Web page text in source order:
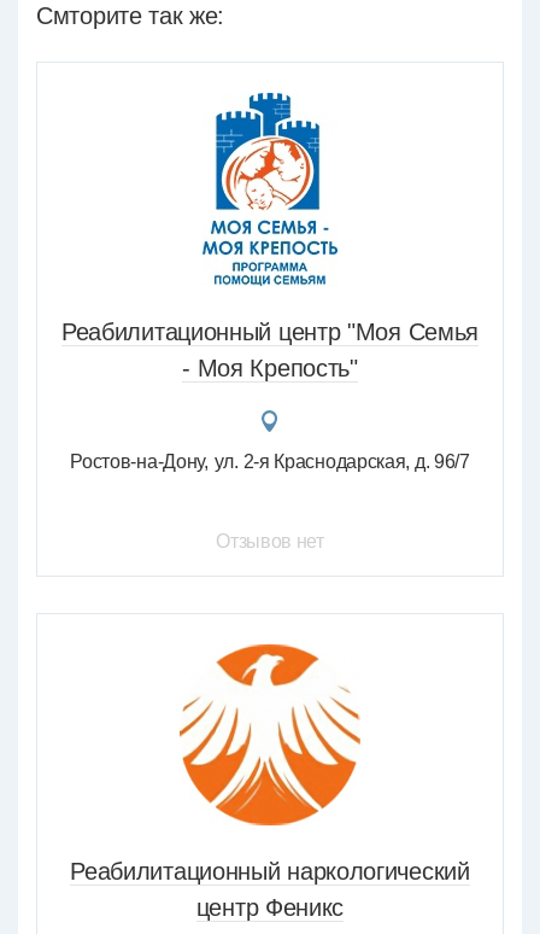
Смторите так же:
Реабилитационный центр "Моя Семья
- Моя Крепость"
Ростов-на-Дону ул. 2-я Краснодарская, д. 96/7
Отзывов нет
Реабилитационный наркологический
центр Феникс